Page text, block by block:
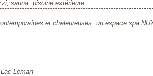
sauna, piscine extérieure.
et chaleureuses, un espace spa
Léman